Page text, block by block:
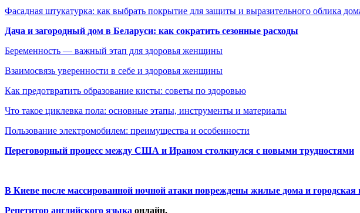
Фасадная штукатурка: как выбрать покрытие для защиты и выразительного облика
Дача и загородный дом в Беларуси: как сократить сезонные расходы
Беременность — важный этап для здоровья женщины
Взаимосвязь уверенности в себе и здоровья женщины
Как предотвратить образование кисты: советы по здоровью
Что такое циклевка пола: основные этапы, инструменты и материалы
Пользование электромобилем: преимущества и особенности
Переговорный процесс между США и Ираном столкнулся с новыми трудностями
В Киеве после массированной ночной атаки повреждены жилые дома и городская
Репетитор английского языка онлайн.